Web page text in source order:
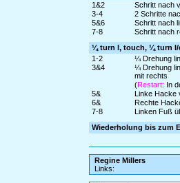
1&2
Schritt nach
3-4
2 Schritte
5&6
Schritt nach
7-8
Schritt nach
¼ turn l, touch, ¼ turn l/
1-2
¼ Drehung
3&4
¼ Drehung
mit rechts
(Restart: In
5&
Linke Hacke
6&
Rechte
7-8
Linken Fuß
Wiederholung bis zum
Regine Millers
Links: